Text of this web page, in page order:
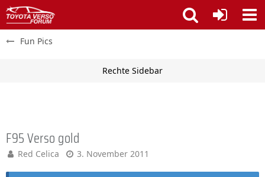
Fun Pics
F95 Verso gold
Red Celica 3. November 2011